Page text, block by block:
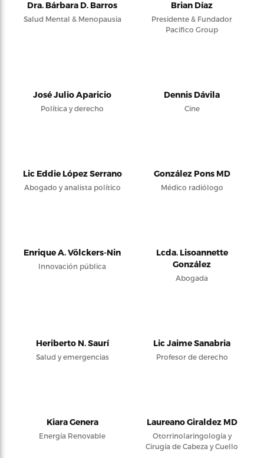
Dra. Bárbara D. Barros
Salud Mental & Menopausia
Brian Díaz
Presidente & Fundador
Pacifico Group
José Julio Aparicio
Política y derecho
Dennis Dávila
Cine
Lic Eddie López Serrano
Abogado y analista político
González Pons MD
Médico radiólogo
Enrique A. Völckers-Nin
Innovación pública
Lcda. Lisoannette
González
Abogada
Heriberto N. Saurí
Salud y emergencias
Lic Jaime Sanabria
Profesor de derecho
Kiara Genera
Energía Renovable
Laureano Giraldez MD
Otorrinolaringología y
Cirugía de Cabeza y Cuello